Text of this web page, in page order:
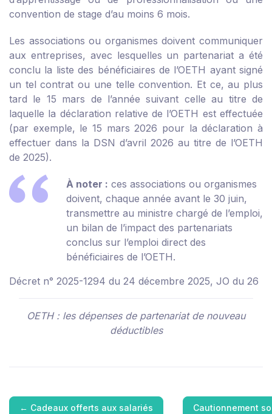
convention de stage d’au moins 6 mois.
Les associations ou organismes doivent communiquer
aux entreprises, avec lesquelles un partenariat a été
conclu la liste des bénéficiaires de l’OETH ayant signé
un tel contrat ou une telle convention. Et ce, au plus
tard le 15 mars de l’année suivant celle au titre de
laquelle la déclaration relative de l’OETH est effectuée
(par exemple, le 15 mars 2026 pour la déclaration à
effectuer dans la DSN d’avril 2026 au titre de l’OETH
de 2025).
À noter : ces associations ou organismes
doivent, chaque année avant le 30 juin,
transmettre au ministre chargé de l’emploi,
un bilan de l’impact des partenariats
conclus sur l’emploi direct des
bénéficiaires de l’OETH.
Décret n° 2025-1294 du 24 décembre 2025, JO du 26
OETH : les dépenses de partenariat de nouveau
déductibles
← Cadeaux offerts aux salariés Cautionnement